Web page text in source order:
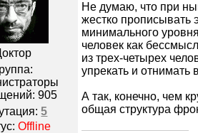
905
5
Offline
Не думаю, что при
жестко прописывать
минимального
человек как
из трех-четырех
упрекать и отнимать
А так, конечно, чем
общая структура